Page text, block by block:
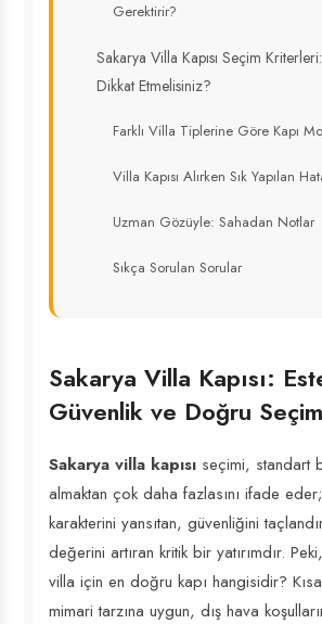
Gerektirir?
Sakarya Villa Kapısı Seçim
Dikkat Etmelisiniz?
Farklı Villa Tiplerine Göre Kapı
Villa Kapısı Alırken Sık Yapılan
Uzman Gözüyle: Sahadan Notlar
Sıkça Sorulan Sorular
Sakarya Villa Kapısı:
Güvenlik ve Doğru Seçim
Sakarya villa kapısı seçimi, standart
almaktan çok daha fazlasını ifade
karakterini yansıtan, güvenliğini
değerini artıran kritik bir yatırımdır.
villa için en doğru kapı hangisidir?
mimari tarzına uygun, dış hava